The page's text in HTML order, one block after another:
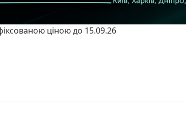
ціною до 15.09.26